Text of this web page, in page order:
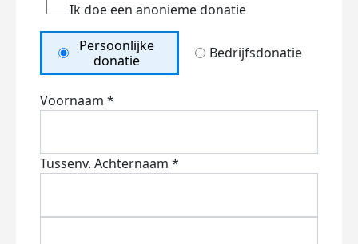
Ik doe een anonieme donatie
Persoonlijke
donatie
Bedrijfsdonatie
Voornaam *
Tussenv. Achternaam *